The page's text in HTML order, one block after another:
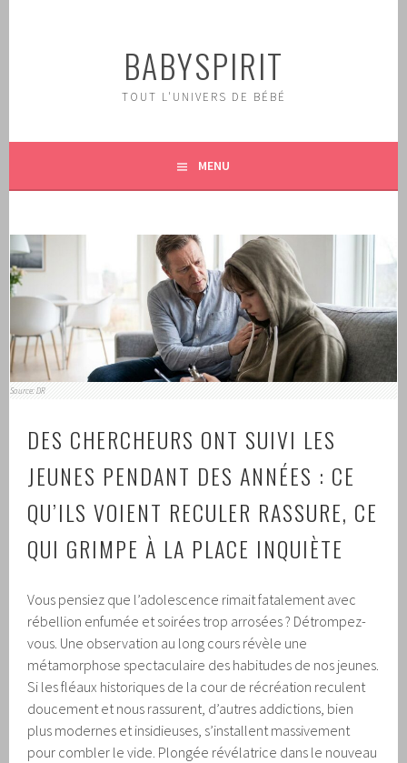
BABYSPIRIT
TOUT L'UNIVERS DE BÉBÉ
MENU
Source: DR
DES CHERCHEURS ONT SUIVI LES
JEUNES PENDANT DES ANNÉES : CE
QU’ILS VOIENT RECULER RASSURE, CE
QUI GRIMPE À LA PLACE INQUIÈTE
Vous pensiez que l’adolescence rimait fatalement avec
rébellion enfumée et soirées trop arrosées ? Détrompez-
vous. Une observation au long cours révèle une
métamorphose spectaculaire des habitudes de nos jeunes.
Si les fléaux historiques de la cour de récréation reculent
doucement et nous rassurent, d’autres addictions, bien
plus modernes et insidieuses, s’installent massivement
pour combler le vide. Plongée révélatrice dans le nouveau